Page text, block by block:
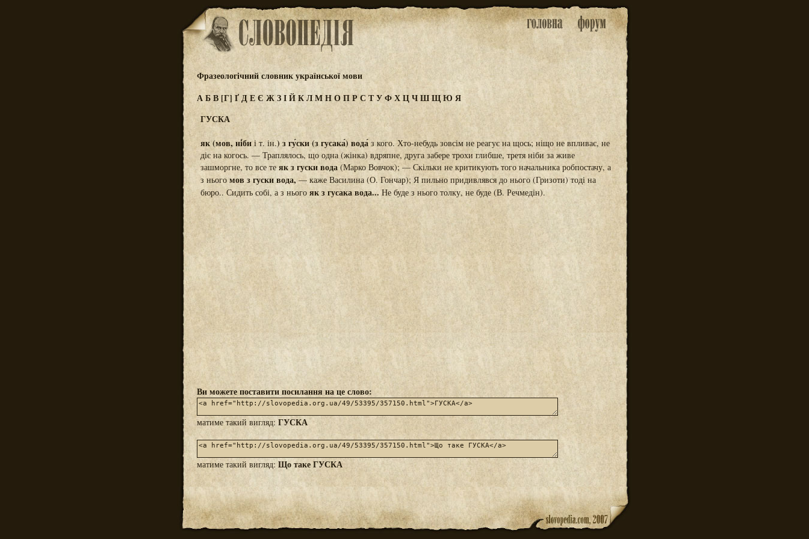
Фразеологічний словник української мови
АБВ[Г] ҐДЕЄ ЖЗІЙКЛМНОПРС ТУФХЦЧШЩЮ Я
ГУСКА
як (мов, ні́биі т. ін.) з гу́ски (з гусака́) вода́з кого. Хто-небудь зовсім не реагує на щось; ніщо не впливає, не
діє на когось. — Траплялось, що одна (жінка) вдряпне, друга забере трохи глибше, третя ніби за живе
зашморгне, то все те як з гуски вода (Марко Вовчок); — Скільки не критикують того начальника робпостачу, а
з ньогомов з гуски вода, — каже Василина (О. Гончар); Я пильно придивлявся до нього (Гризоти) тоді на
бюро.. Сидить собі, а з нього як з гусака вода... Не буде з нього толку, не буде (В. Речмедін).
Ви можете поставити посилання на це слово:
матиме такий вигляд: ГУСКА
матиме такий вигляд: Що таке ГУСКА